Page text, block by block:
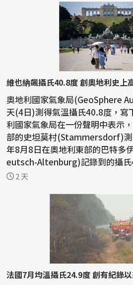
維也納飆攝氏40.8度 創奧地利史上
奧地利國家氣象局(GeoSphere
天(4日)測得氣溫攝氏40.8度，寫下
利國家氣象局在一份聲明中表示
部的史坦莫村(Stammersdorf)
年8月8日在奧地利東部的巴特多
eutsch-Altenburg)記錄到的攝氏
利...2 天
法國7月均溫攝氏24.9度 創有紀錄